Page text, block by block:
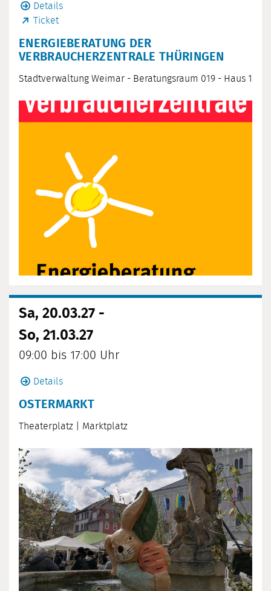
Details
Ticket
ENERGIEBERATUNG DER
VERBRAUCHERZENTRALE THÜRINGEN
Stadtverwaltung Weimar - Beratungsraum 019 - Haus 1
Sa, 20.03.27 -
So, 21.03.27
09:00 bis 17:00 Uhr
Details
OSTERMARKT
Theaterplatz Marktplatz